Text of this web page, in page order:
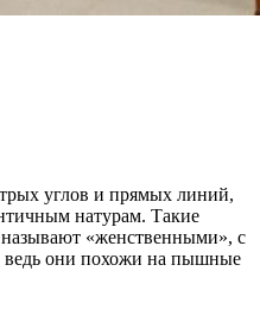
углов и прямых линий,
натурам. Такие
«женственными», с
ведь они похожи на пышные